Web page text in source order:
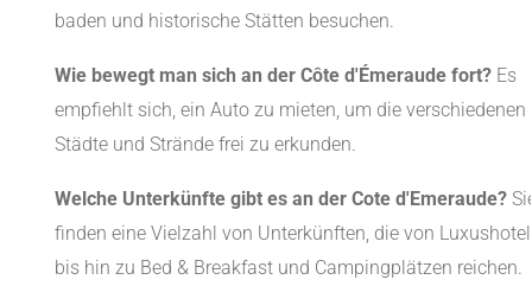
baden und historische Stätten besuchen.
Wie bewegt man sich an der Côte d'Émeraude fort? Es
empfiehlt sich, ein Auto zu mieten, um die verschiedenen
Städte und Strände frei zu erkunden.
Welche Unterkünfte gibt es an der Cote d'Emeraude?
finden eine Vielzahl von Unterkünften, die von
bis hin zu Bed & Breakfast und Campingplätzen reichen.